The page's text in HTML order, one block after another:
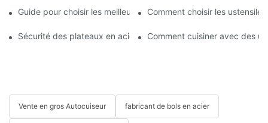
Guide pour choisir les meilleurs ustensiles de cuisine en acier
Comment choisir les
Sécurité des plateaux en acier inoxydable pour les aliments
Comment cuisiner avec des
Vente en gros Autocuiseur fabricant de bols en acier